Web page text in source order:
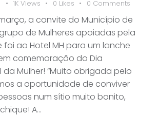
1K Views 0 Likes 0 Comments
a convite do Município de
de Mulheres apoiadas pela
foi ao Hotel MH para um lanche
comemoração do Dia
Mulher! “Muito obrigada pelo
a oportunidade de conviver
num sítio muito bonito,
A…